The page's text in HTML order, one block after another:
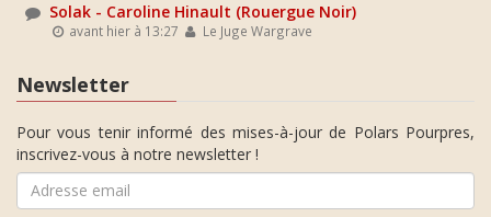
Solak - Caroline Hinault (Rouergue Noir)
avant hier à 13:27 Le Juge Wargrave
Newsletter
Pour vous tenir informé des mises-à-jour de Polars Pourpres,
inscrivez-vous à notre newsletter !